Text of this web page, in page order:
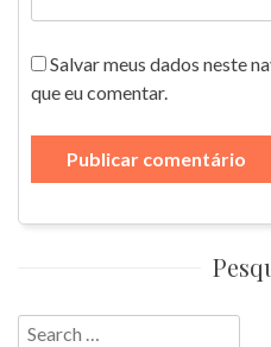
Salvar meus dados neste
que eu comentar.
Search